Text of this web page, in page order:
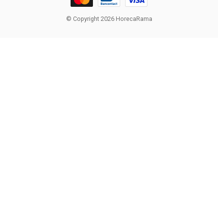
© Copyright 2026 HorecaRama